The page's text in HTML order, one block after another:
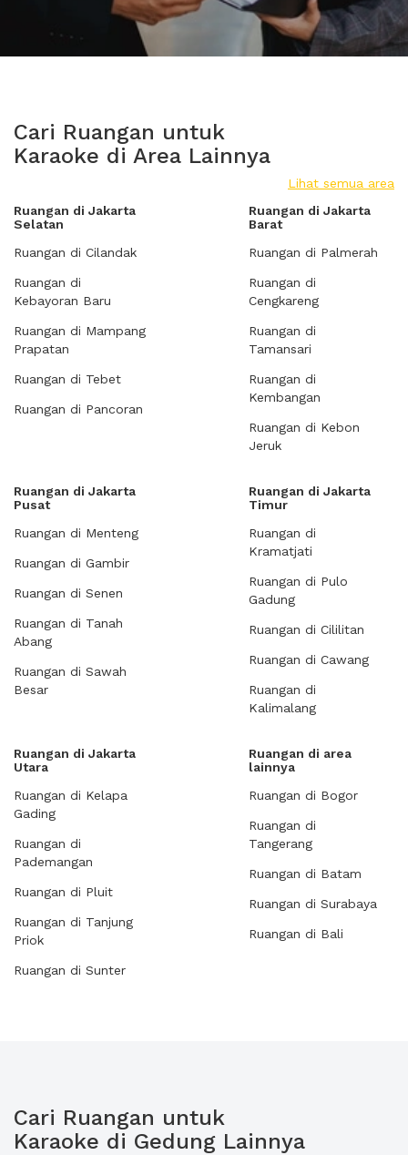
Cari Ruangan untuk
Karaoke di Area Lainnya
Lihat semua area
Ruangan di Jakarta
Selatan
Ruangan di Cilandak
Ruangan di
Kebayoran Baru
Ruangan di Mampang
Prapatan
Ruangan di Tebet
Ruangan di Pancoran
Ruangan di Jakarta
Barat
Ruangan di Palmerah
Ruangan di
Cengkareng
Ruangan di
Tamansari
Ruangan di
Kembangan
Ruangan di Kebon
Jeruk
Ruangan di Jakarta
Pusat
Ruangan di Menteng
Ruangan di Gambir
Ruangan di Senen
Ruangan di Tanah
Abang
Ruangan di Sawah
Besar
Ruangan di Jakarta
Timur
Ruangan di
Kramatjati
Ruangan di Pulo
Gadung
Ruangan di Cililitan
Ruangan di Cawang
Ruangan di
Kalimalang
Ruangan di Jakarta
Utara
Ruangan di Kelapa
Gading
Ruangan di
Pademangan
Ruangan di Pluit
Ruangan di Tanjung
Priok
Ruangan di Sunter
Ruangan di area
lainnya
Ruangan di Bogor
Ruangan di
Tangerang
Ruangan di Batam
Ruangan di Surabaya
Ruangan di Bali
Cari Ruangan untuk
Karaoke di Gedung Lainnya